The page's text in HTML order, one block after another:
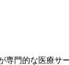
門的な医療サ